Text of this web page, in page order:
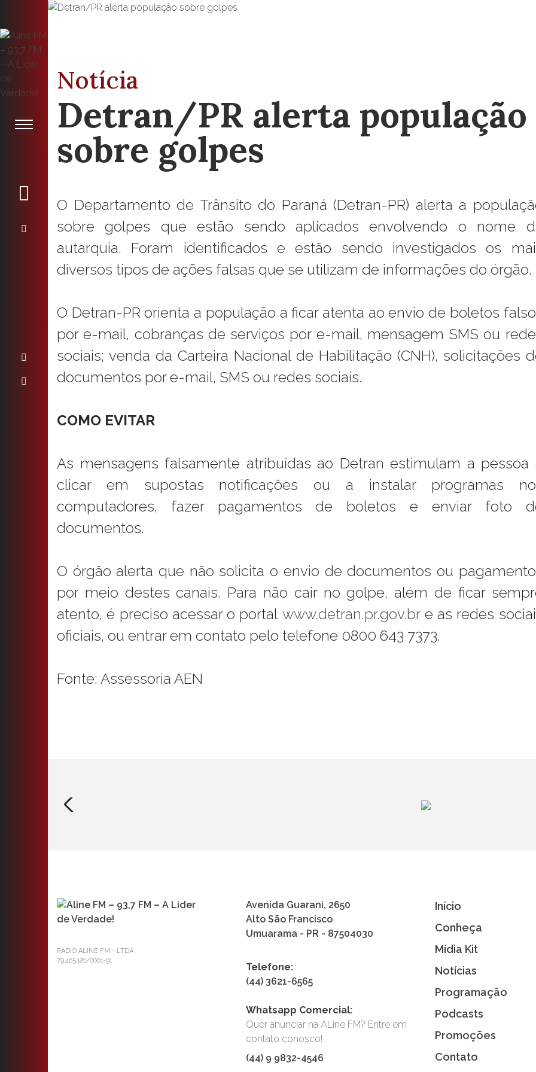
Notícia
Detran/PR alerta população
sobre golpes
O Departamento de Trânsito do Paraná (Detran-PR) alerta a
sobre golpes que estão sendo aplicados envolvendo o nome
autarquia. Foram identificados e estão sendo investigados os
diversos tipos de ações falsas que se utilizam de informações do órgão.
O Detran-PR orienta a população a ficar atenta ao envio de boletos
por e-mail, cobranças de serviços por e-mail, mensagem SMS ou
sociais; venda da Carteira Nacional de Habilitação (CNH), solicitações
documentos por e-mail, SMS ou redes sociais.
COMO EVITAR
As mensagens falsamente atribuídas ao Detran estimulam a pessoa
clicar em supostas notificações ou a instalar programas
computadores, fazer pagamentos de boletos e enviar foto
documentos.
O órgão alerta que não solicita o envio de documentos ou
por meio destes canais. Para não cair no golpe, além de ficar
atento, é preciso acessar o portal www.detran.pr.gov.bre as redes
oficiais, ou entrar em contato pelo telefone 0800 643 7373.
Fonte: Assessoria AEN
RADIO ALINE FM - LTDA
79.465.126/0001-91
Avenida Guarani, 2650
Alto São Francisco
Umuarama - PR - 87504030
Telefone:
(44) 3621-6565
Whatsapp Comercial:
Quer anunciar na ALine FM? Entre em
contato conosco!
(44) 9 9832-4546
Início
Conheça
Mídia Kit
Notícias
Programação
Podcasts
Promoções
Contato